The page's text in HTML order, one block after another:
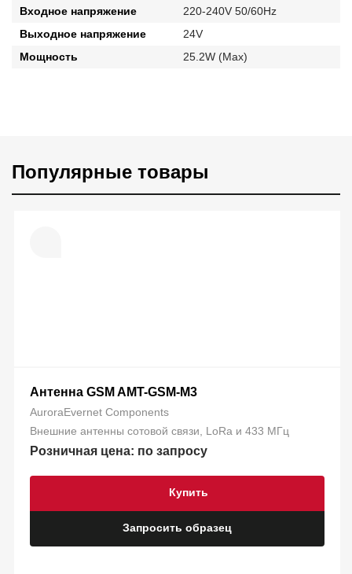
Входное напряжение
220-240V 50/60Hz
Выходное напряжение
24V
Мощность
25.2W (Max)
Популярные товары
Антенна GSM AMT-GSM-M3
AuroraEvernet Components
Внешние антенны сотовой связи, LoRa и 433 МГц
Розничная цена: по запросу
Запросить образец
Купить